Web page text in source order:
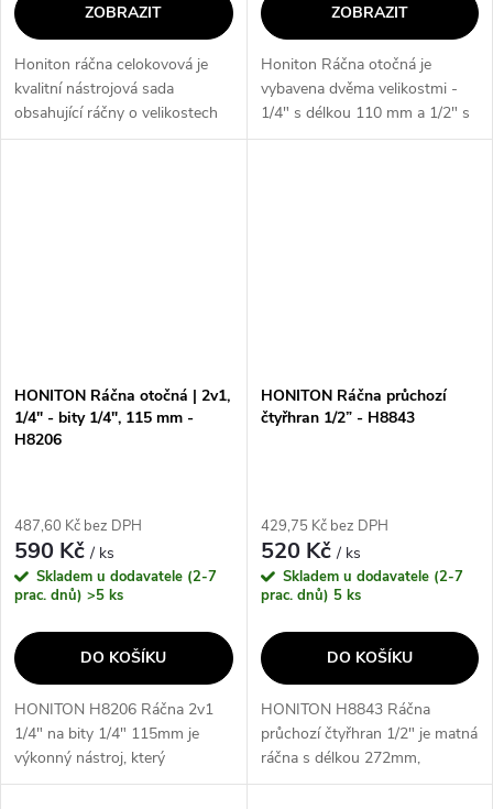
ZOBRAZIT
Honiton ráčna celokovová je
kvalitní nástrojová sada
obsahující ráčny o velikostech
1/4", 3/8" a 1/2" s délkami
ZOBRAZIT
Honiton Ráčna otočná je
vybavena dvěma velikostmi -
1/4" s délkou 110 mm a 1/2" s
délkou 168 mm. Tato otočná
HONITON Ráčna otočná | 2v1,
1/4" - bity 1/4", 115 mm -
H8206
487,60 Kč bez DPH
590 Kč/ ks
Skladem u dodavatele (2-7
prac. dnů) >5 ks
DO KOŠÍKU
HONITON H8206 Ráčna 2v1
1/4" na bity 1/4" 115mm je
výkonný nástroj, který
kombinuje funkce ráčny a
HONITON Ráčna průchozí
čtyřhran 1/2” - H8843
429,75 Kč bez DPH
520 Kč/ ks
Skladem u dodavatele (2-7
prac. dnů) 5 ks
DO KOŠÍKU
HONITON H8843 Ráčna
průchozí čtyřhran 1/2" je matná
ráčna s délkou 272mm,
splňující normu DIN 3122.